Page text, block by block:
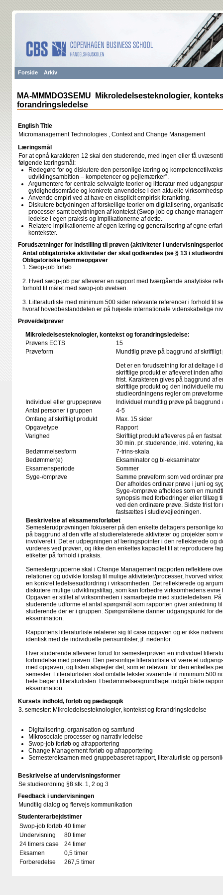
Forside Arkiv
MA-MMMDO3SEMU Mikroledelsesteknologier,
forandringsledelse
English Title
Micromanagement Technologies , Context and Change Management
Læringsmål
For at opnå karakteren 12 skal den studerende, med ingen eller få
følgende læringsmål:
Redegøre for og diskutere den personlige læring og
udviklingsambition – kompetencer og pejlemærker”.
Argumentere for centrale selvvalgte teorier og litteratur med
gyldighedsområde og konkrete anvendelse i den aktuelle
Anvende empiri ved at have en eksplicit empirisk forankring.
Diskutere betydningen af forskellige teorier om digitalisering,
processer samt betydningen af kontekst (Swop-job og change
ledelse i egen praksis og implikationerne af dette.
Relatere implikationerne af egen læring og generalisering af egne
kontekster.
Forudsætninger for indstilling til prøven (aktiviteter i
Antal obligatoriske aktiviteter der skal godkendes (se § 13 i
Obligatoriske hjemmeopgaver
1. Swop-job forløb
2. Hvert swop-job par afleverer en rapport med tværgående analytiske
forhold til målet med swop-job øvelsen.
3. Litteraturliste med minimum 500 sider relevante referencer i forhold til
hvoraf hovedbestanddelen er på højeste internationale videnskabelige
Prøve/delprøver
Mikroledelsesteknologier, kontekst og forandringsledelse:
Prøvens ECTS
15
Prøveform
Mundtlig prøve på baggrund af skriftligt
Det er en forudsætning for at deltage i
skriftlige produkt er afleveret inden
frist. Karakteren gives på baggrund af
skriftlige produkt og den individuelle
studieordningens regler om
Individuel eller gruppeprøve
Individuel mundtlig prøve på baggrund
Antal personer i gruppen
4-5
Omfang af skriftligt produkt
Max. 15 sider
Opgavetype
Rapport
Varighed
Skriftligt produkt afleveres på en
30 min. pr. studerende, inkl. votering,
Bedømmelsesform
7-trins-skala
Bedømmer(e)
Eksaminator og bi-eksaminator
Eksamensperiode
Sommer
Syge-/omprøve
Samme prøveform som ved ordinær
Der afholdes ordinær prøve i juni og
Syge-/omprøve afholdes som en
synopsis med forbedringer eller tillæg
ved den ordinære prøve. Sidste frist
fastsættes i studievejledningen.
Beskrivelse af eksamensforløbet
Semesterudprøvningen fokuserer på den enkelte deltagers personlige
på baggrund af den vifte af studierelaterede aktiviteter og projekter som
involveret i. Det er udpegningen af læringspointer i den reflekterede og
vurderes ved prøven, og ikke den enkeltes kapacitet til at reproducere
etiketter på̊ forhold i praksis.
Semestergrupperne skal i Change Management rapporten reflektere
relationer og udvikle forslag til mulige aktiviteter/processer, hvorved
en konkret ledelsesudfordring i virksomheden. Det reflekterede og
diskutere mulige udviklingstiltag, som kan forbedre virksomhedens evne
Opgaven er stillet af virksomheden i samarbejde med studieledelsen.
studerende udforme et antal spørgsmål som rapporten giver anledning
studerende der er i gruppen. Spørgsmålene danner udgangspunkt for
eksamination.
Rapportens litteraturliste relaterer sig til case opgaven og er ikke
identisk med de individuelle pensumlister, jf. nedenfor.
Hver studerende afleverer forud for semesterprøven en individuel
forbindelse med prøven. Den personlige litteraturliste vil være et
med opgaven, og listen afspejler det, som er relevant for den enkeltes
semester. Litteraturlisten skal omfatte tekster svarende til minimum 500
hele bøger i litteraturlisten. I bedømmelsesgrundlaget indgår både
eksamination.
Kursets indhold, forløb og pædagogik
3. semester: Mikroledelsesteknologier, kontekst og forandringsledelse
Digitalisering, organisation og samfund
Mikrosociale processer og narrativ ledelse
Swop-job forløb og afrapportering
Change Management forløb og afrapportering
Semestereksamen med gruppebaseret rapport, litteraturliste og
Beskrivelse af undervisningsformer
Se studieordning §8 stk. 1, 2 og 3
Feedback i undervisningen
Mundtlig dialog og flervejs kommunikation
Studenterarbejdstimer
Swop-job forløb 40 timer
Undervisning
80 timer
24 timers case
24 timer
Eksamen
0,5 timer
Forberedelse
267,5 timer